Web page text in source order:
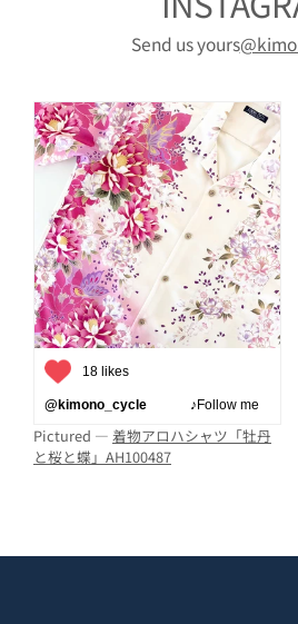
Send us yours
18 likes
@kimono_cycle ♪Follow me
Pictured — 着物アロハシャツ「牡丹
と桜と蝶」AH100487